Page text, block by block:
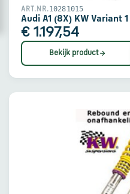
Retourinformatie
Klantenservice
ART.NR.10281015
Audi A1 (8X) KW Variant
€ 1.197,54
Bekijk product